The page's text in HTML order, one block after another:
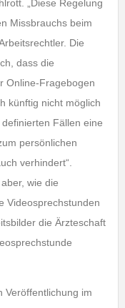
„Diese Regelung
Missbrauchs beim
Die
dass die
Online-Fragebogen
künftig nicht möglich
Fällen eine
persönlichen
verhindert“.
wie die
Videosprechstunden
die Ärzteschaft
Veröffentlichung im